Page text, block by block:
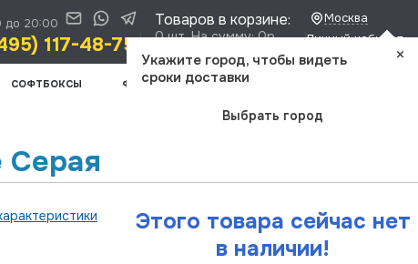
Москва
Укажите город, чтобы видеть
сроки доставки
Выбрать город
×
Личный кабинет
Доставка и оплата
Товаров в корзине:
0 шт. На сумму: 0р.
до 20:00
117-48-75
СОФТБОКСЫ ФОТООПТИКА ШТАТИВЫ
Серая
Этого товара сейчас нет
в наличии!